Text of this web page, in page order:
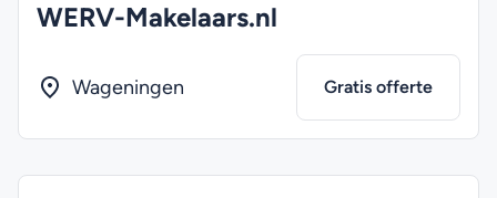
WERV-Makelaars.nl
Wageningen Gratis offerte